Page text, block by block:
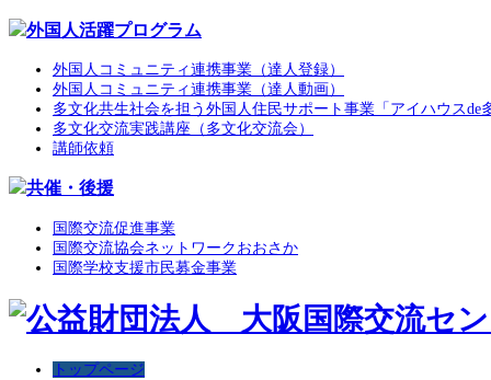
外国人活躍プログラム
外国人コミュニティ連携事業（達人登録）
外国人コミュニティ連携事業（達人動画）
多文化共生社会を担う外国人住民サポート事業「アイハウスde
多文化交流実践講座（多文化交流会）
講師依頼
共催・後援
国際交流促進事業
国際交流協会ネットワークおおさか
国際学校支援市民募金事業
トップページ